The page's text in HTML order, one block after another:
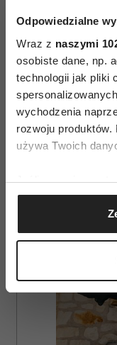
Odpowiedzialne
Wraz z naszymi
osobiste dane, np.
technologii jak pliki
wychodzenia
rozwoju
używa Twoich
Jeśli wyrazisz na
Gromadzić
geograficznej
(fingerprinting,
dane są
sekcji szczegółów
zmienić lub